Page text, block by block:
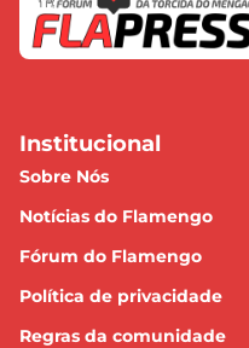
Institucional
Sobre Nós
Notícias do Flamengo
Fórum do Flamengo
Política de privacidade
Regras da comunidade